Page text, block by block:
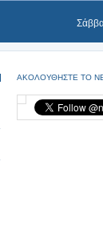
ΑΚΟΛΟΥΘΗΣΤΕ ΤΟ